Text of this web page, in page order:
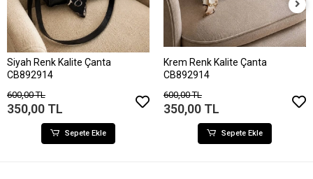
Siyah Renk Kalite Çanta
CB892914
600,00 TL
350,00 TL
Sepete Ekle
Krem Renk Kalite Çanta
CB892914
600,00 TL
350,00 TL
Sepete Ekle